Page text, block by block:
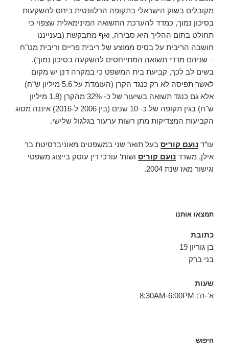
מקובלים בשוק הישראלי בתקופה הרלוונטית ביחס להשקעות
בסיכון נמוך, כמדד להערכת התשואה המינימאלית שצפוי כי
תחולט בתום ההליך היא סבירה, ואף מתבקשת (בענייננו
חושבה הריבית על בסיס ממוצע של ריבית פריים וריבית מט"ח
– שניהם מדדי תשואה המתייחסים להשקעה בסיכון נמוך).
בשים לב לכך, קביעת בית המשפט כי במקרה דנן יש מקום
לאשר תפיסה לא רק כנגד הקרן (העומדת על 5.6 מיליון ש"ח)
אלא גם כנגד תשואה בשיעור של כ- 32% מהקרן (1.8 מיליון
ש"ח) בגין תקופה של כ- 10 שנים (בין 2006 ל-2016) איננה מסוג
הקביעות המצדיקות מתן רשות ערעור בגלגול שלישי.
עו”ד נועם קוריס בעל תואר שני במשפטים מאוניברסיטת בר
אילן, משרד נועם קוריס ושות’ עורכי דין עוסק בייצוג משפטי
וגישור מאז שנת 2004.
תמצאו אותנו
כתובת
בן גוריון 19
בני ברק
שעות
א'-ה': 8:30AM-6:00PM
חיפוש